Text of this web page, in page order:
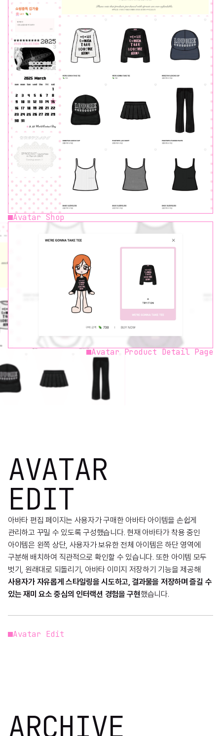
Avatar Shop
Avatar Product Detail Page
AVATAR
EDIT
아바타 편집 페이지는 사용자가 구매한 아바타 아이템을 손쉽게
관리하고 꾸밀 수 있도록 구성했습니다. 현재 아바타가 착용 중인
아이템은 왼쪽 상단, 사용자가 보유한 전체 아이템은 하단 영역에
구분해 배치하여 직관적으로 확인할 수 있습니다. 또한 아이템 모두
벗기, 원래대로 되돌리기, 아바타 이미지 저장하기 기능을 제공해
사용자가 자유롭게 스타일링을 시도하고, 결과물을 저장하며 즐길 수
있는 재미 요소 중심의 인터랙션 경험을 구현했습니다.
Avatar Edit
ARCHIVE